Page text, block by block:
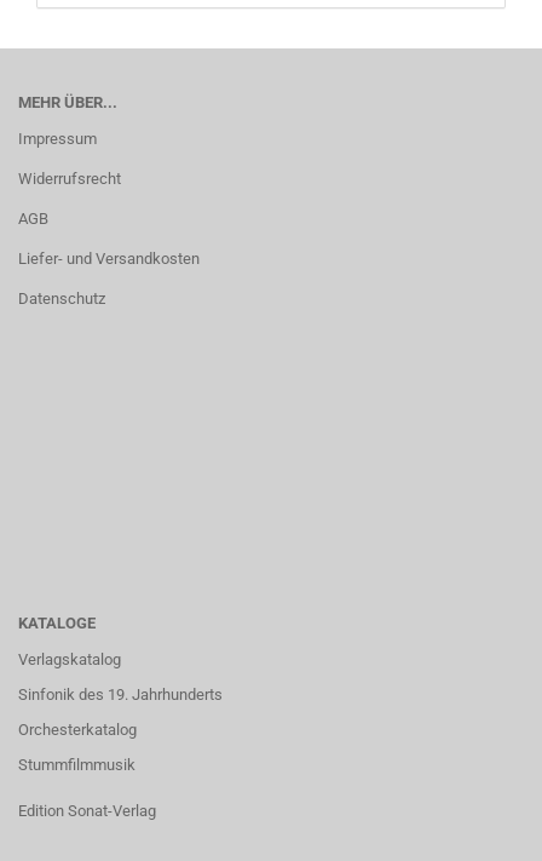
MEHR ÜBER...
Impressum
Widerrufsrecht
AGB
Liefer- und Versandkosten
Datenschutz
KATALOGE
Verlagskatalog
Sinfonik des 19. Jahrhunderts
Orchesterkatalog
Stummfilmmusik
Edition Sonat-Verlag